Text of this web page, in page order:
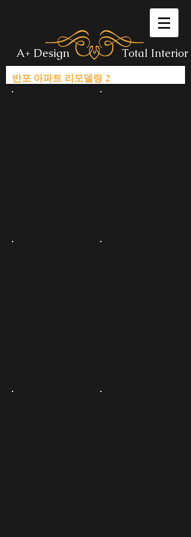
A+ Design Total Interior
반포 아파트 리모델링 2